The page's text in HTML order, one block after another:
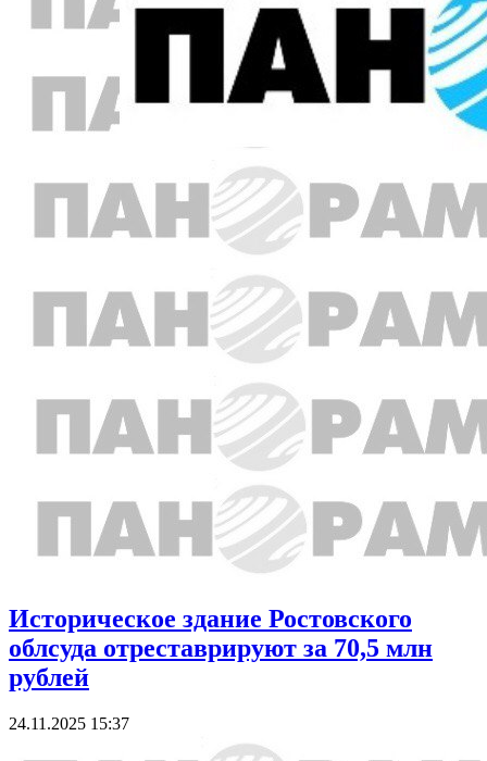
Историческое здание Ростовского
облсуда отреставрируют за 70,5 млн
рублей
24.11.2025 15:37